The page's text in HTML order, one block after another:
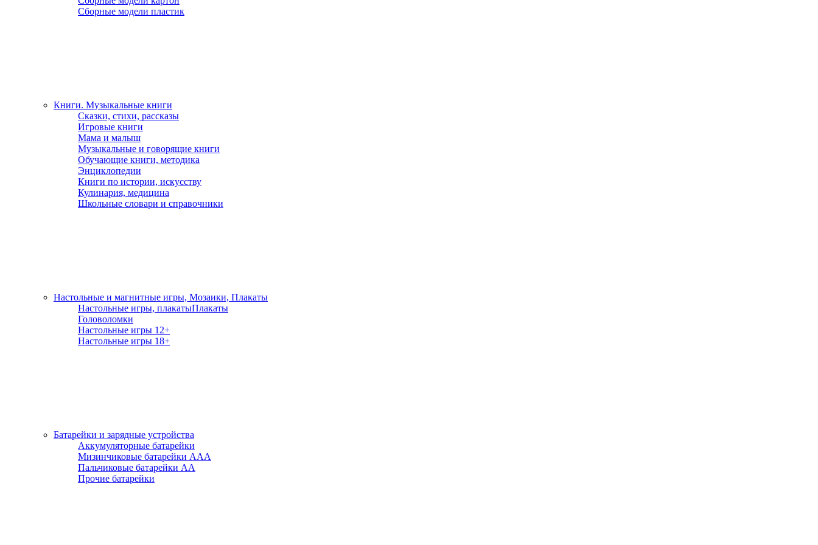
Сборные модели пластик
Книги. Музыкальные книги
Сказки, стихи, рассказы
Игровые книги
Мама и малыш
Музыкальные и говорящие книги
Обучающие книги, методика
Энциклопедии
Книги по истории, искусству
Кулинария, медицина
Школьные словари и справочники
Настольные и магнитные игры, Мозаики, Плакаты
Настольные игры, плакатыПлакаты
Головоломки
Настольные игры 12+
Настольные игры 18+
Батарейки и зарядные устройства
Аккумуляторные батарейки
Мизинчиковые батарейки ААА
Пальчиковые батарейки АА
Прочие батарейки